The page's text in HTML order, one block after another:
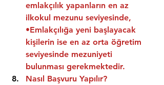
emlakçılık yapanların en az
ilkokul mezunu seviyesinde,
•Emlakçılığa yeni başlayacak
kişilerin ise en az orta öğretim
seviyesinde mezuniyeti
bulunması gerekmektedir.
Nasıl Başvuru Yapılır?